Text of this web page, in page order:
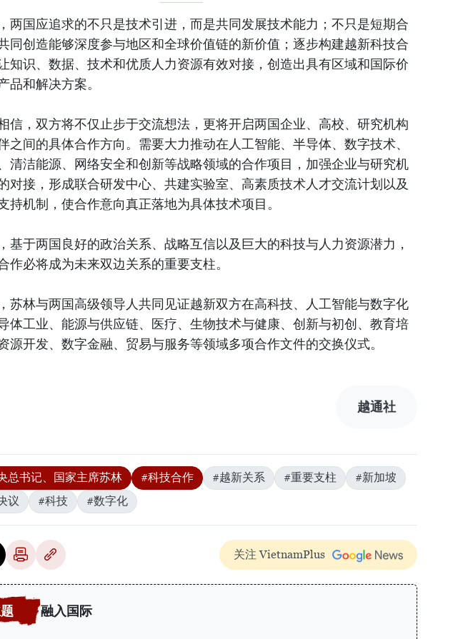
两国应追求的不只是技术引进，而是共同发展技术能力；不只是短期合
同创造能够深度参与地区和全球价值链的新价值；逐步构建越新科技合
知识、数据、技术和优质人力资源有效对接，创造出具有区域和国际价
品和解决方案。
信，双方将不仅止步于交流想法，更将开启两国企业、高校、研究机构
之间的具体合作方向。需要大力推动在人工智能、半导体、数字技术、
清洁能源、网络安全和创新等战略领域的合作项目，加强企业与研究机
对接，形成联合研发中心、共建实验室、高素质技术人才交流计划以及
持机制，使合作意向真正落地为具体技术项目。
基于两国良好的政治关系、战略互信以及巨大的科技与人力资源潜力，
作必将成为未来双边关系的重要支柱。
苏林与两国高级领导人共同见证越新双方在高科技、人工智能与数字化
体工业、能源与供应链、医疗、生物技术与健康、创新与初创、教育培
源开发、数字金融、贸易与服务等领域多项合作文件的交换仪式。
越通社
总书记、国家主席苏林 #科技合作 #越新关系 #重要支柱
#新加坡
议
#科技 #数字化
关注 VietnamPlus
融入国际